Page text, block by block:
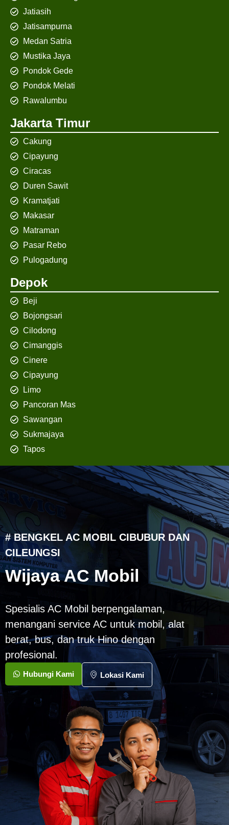
Jatiasih
Jatisampurna
Medan Satria
Mustika Jaya
Pondok Gede
Pondok Melati
Rawalumbu
Jakarta Timur
Cakung
Cipayung
Ciracas
Duren Sawit
Kramatjati
Makasar
Matraman
Pasar Rebo
Pulogadung
Depok
Beji
Bojongsari
Cilodong
Cimanggis
Cinere
Cipayung
Limo
Pancoran Mas
Sawangan
Sukmajaya
Tapos
# BENGKEL AC MOBIL CIBUBUR DAN
CILEUNGSI
Wijaya AC Mobil
Spesialis AC Mobil berpengalaman,
menangani service AC untuk mobil, alat
berat, bus, dan truk Hino dengan
profesional.
Hubungi Kami Lokasi Kami